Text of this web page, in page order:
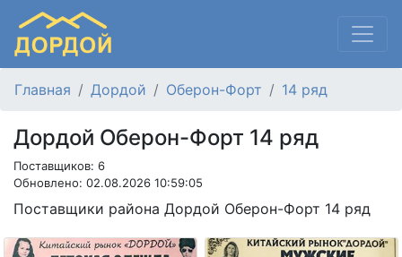
Главная Дордой Оберон-Форт 14 ряд
Дордой Оберон-Форт 14 ряд
Поставщиков: 6
Обновлено: 02.08.2026 10:59:05
Поставщики района Дордой Оберон-Форт 14 ряд